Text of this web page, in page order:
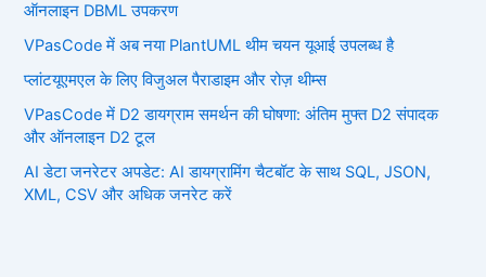
ऑनलाइन DBML उपकरण
VPasCode में अब नया PlantUML थीम चयन यूआई उपलब्ध है
प्लांटयूएमएल के लिए विजुअल पैराडाइम और रोज़ थीम्स
VPasCode में D2 डायग्राम समर्थन की घोषणा: अंतिम मुफ्त D2 संपादक
और ऑनलाइन D2 टूल
AI डेटा जनरेटर अपडेट: AI डायग्रामिंग चैटबॉट के साथ SQL, JSON,
XML, CSV और अधिक जनरेट करें